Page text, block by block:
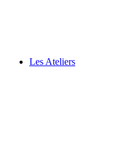
Les Ateliers